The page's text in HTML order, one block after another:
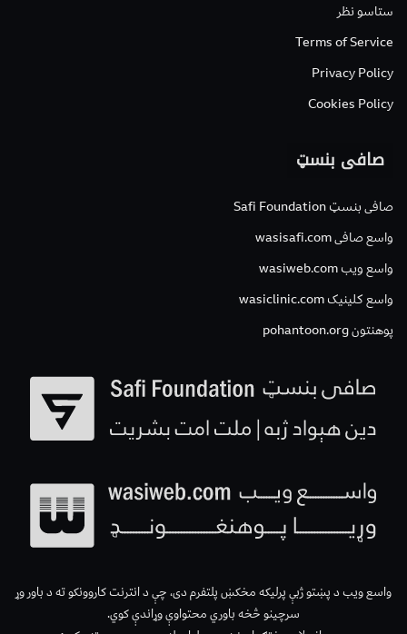
ستاسو نظر
Terms of Service
Privacy Policy
Cookies Policy
صافی بنسټ
صافی بنسټ Safi Foundation
واسع صافی wasisafi.com
واسع ویب wasiweb.com
واسع کلینیک wasiclinic.com
پوهنتون pohantoon.org
واسع ویب د پښتو ژبې پرلیکه مخکښ پلتفرم دی، چې د انترنت کاروونکو ته د باور وړ
سرچینو څخه باوري محتواوې وړاندې کوي.